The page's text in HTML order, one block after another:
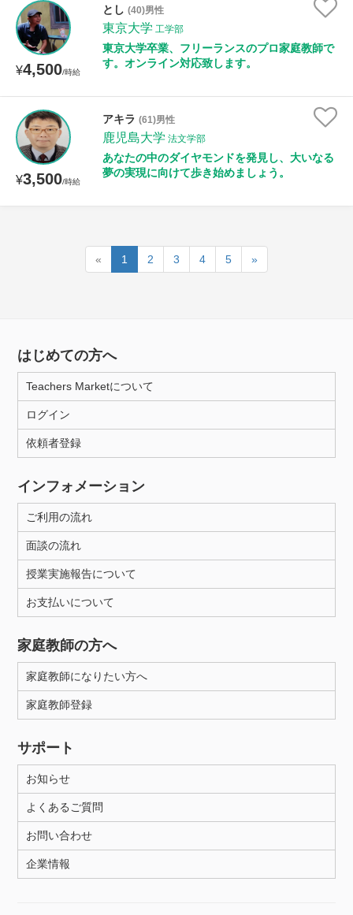
¥4,500/時給
とし (40)男性
東京大学 工学部
東京大学卒業、フリーランスのプロ家庭教師で
す。オンライン対応致します。
¥3,500/時給
アキラ (61)男性
鹿児島大学 法文学部
あなたの中のダイヤモンドを発見し、大いなる
夢の実現に向けて歩き始めましょう。
« 1 2 3 4 5 »
はじめての方へ
Teachers Marketについて
ログイン
依頼者登録
インフォメーション
ご利用の流れ
面談の流れ
授業実施報告について
お支払いについて
家庭教師の方へ
家庭教師になりたい方へ
家庭教師登録
サポート
お知らせ
よくあるご質問
お問い合わせ
企業情報